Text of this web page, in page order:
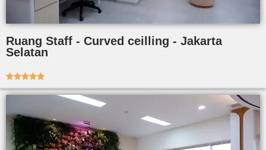
Ruang Staff - Curved ceilling - Jakarta
Selatan
